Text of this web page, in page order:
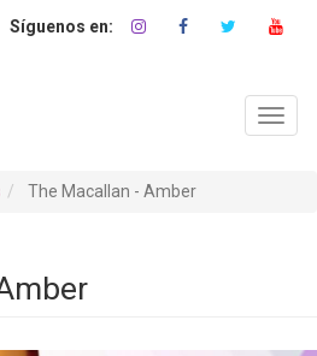
The Macallan - Amber